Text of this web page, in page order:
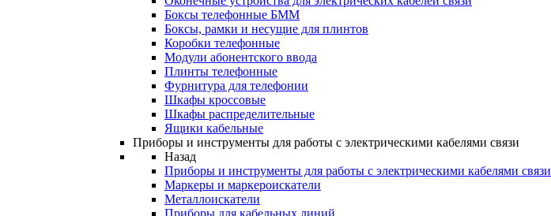
Боксы телефонные БММ
Боксы, рамки и несущие для плинтов
Коробки телефонные
Модули абонентского ввода
Плинты телефонные
Фурнитура для телефонии
Шкафы кроссовые
Шкафы распределительные
Ящики кабельные
Приборы и инструменты для работы с электрическими кабелями связи
Назад
Приборы и инструменты для работы с электрическими кабелями связи
Маркеры и маркероискатели
Металлоискатели
Приборы для кабельных линий